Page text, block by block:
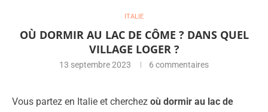
ITALIE
OÙ DORMIR AU LAC DE CÔME ? DANS QUEL
VILLAGE LOGER ?
13 septembre 2023 6 commentaires
Vous partez en Italie et cherchez où dormir au lac de